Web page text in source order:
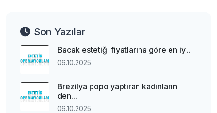
Son Yazılar
Bacak estetiği fiyatlarına göre en iy...
06.10.2025
Brezilya popo yaptıran kadınların
den...
06.10.2025